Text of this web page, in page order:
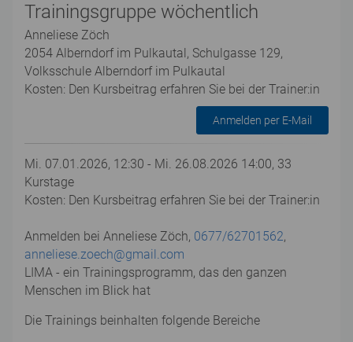
Trainingsgruppe wöchentlich
Anneliese Zöch
2054 Alberndorf im Pulkautal, Schulgasse 129,
Volksschule Alberndorf im Pulkautal
Kosten: Den Kursbeitrag erfahren Sie bei der Trainer:in
Anmelden per E-Mail
Mi. 07.01.2026, 12:30 - Mi. 26.08.2026 14:00, 33
Kurstage
Kosten: Den Kursbeitrag erfahren Sie bei der Trainer:in
Anmelden bei Anneliese Zöch, 0677/62701562,
anneliese.zoech@gmail.com
LIMA - ein Trainingsprogramm, das den ganzen
Menschen im Blick hat
Die Trainings beinhalten folgende Bereiche